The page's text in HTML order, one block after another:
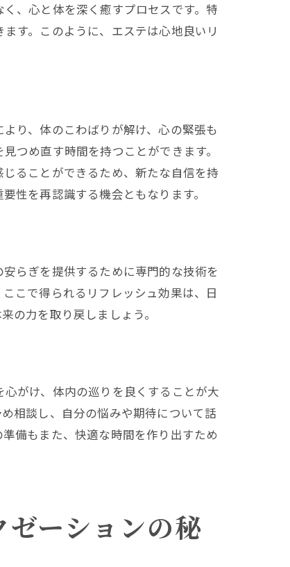
、心と体を深く癒すプロセスです。特
す。このように、エステは心地良いリ
り、体のこわばりが解け、心の緊張も
つめ直す時間を持つことができます。
ることができるため、新たな自信を持
性を再認識する機会ともなります。
らぎを提供するために専門的な技術を
こで得られるリフレッシュ効果は、日
の力を取り戻しましょう。
がけ、体内の巡りを良くすることが大
相談し、自分の悩みや期待について話
備もまた、快適な時間を作り出すため
ーションの秘